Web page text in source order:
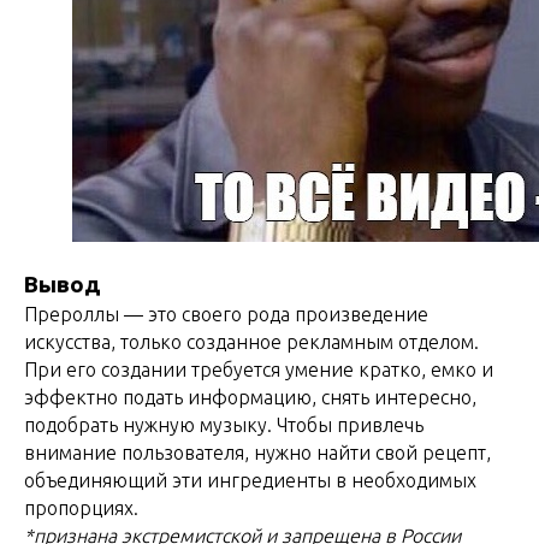
Вывод
Прероллы — это своего рода произведение
искусства, только созданное рекламным отделом.
При его создании требуется умение кратко, емко и
эффектно подать информацию, снять интересно,
подобрать нужную музыку. Чтобы привлечь
внимание пользователя, нужно найти свой рецепт,
объединяющий эти ингредиенты в необходимых
пропорциях.
*признана экстремистской и запрещена в России